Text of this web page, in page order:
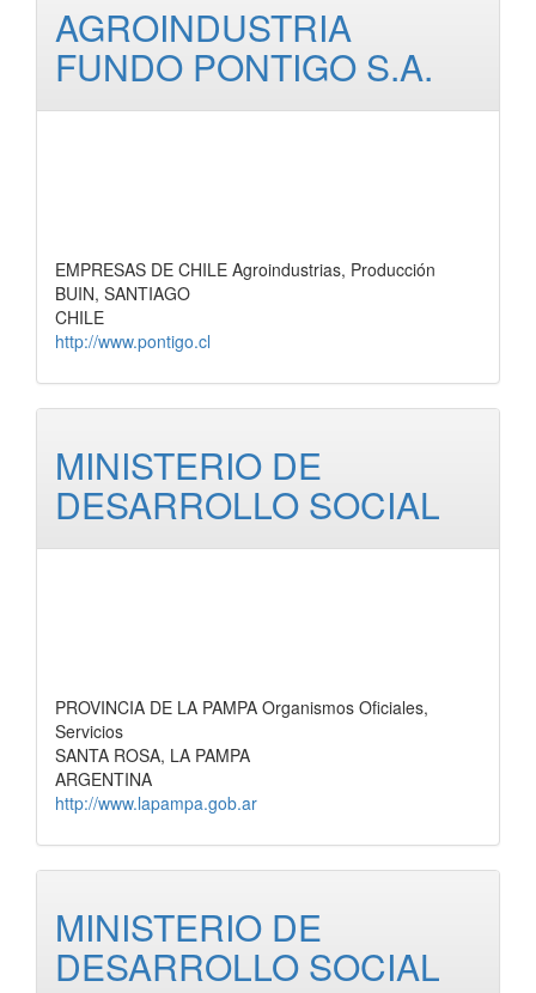
AGROINDUSTRIA
FUNDO PONTIGO S.A.
EMPRESAS DE CHILE Agroindustrias, Producción
BUIN, SANTIAGO
CHILE
http://www.pontigo.cl
MINISTERIO DE
DESARROLLO SOCIAL
PROVINCIA DE LA PAMPA Organismos Oficiales,
Servicios
SANTA ROSA, LA PAMPA
ARGENTINA
http://www.lapampa.gob.ar
MINISTERIO DE
DESARROLLO SOCIAL